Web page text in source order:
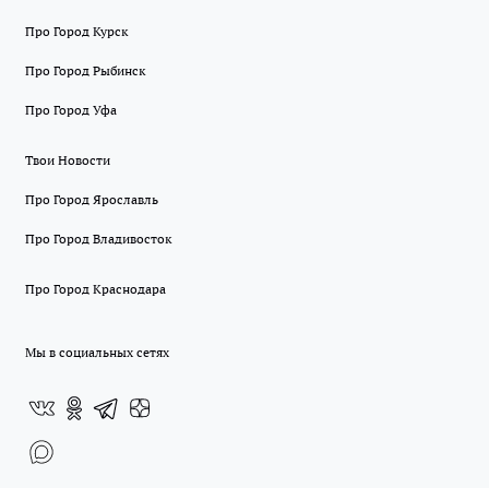
Про Город Курск
Про Город Рыбинск
Про Город Уфа
Твои Новости
Про Город Ярославль
Про Город Владивосток
Про Город Краснодара
Мы в социальных сетях